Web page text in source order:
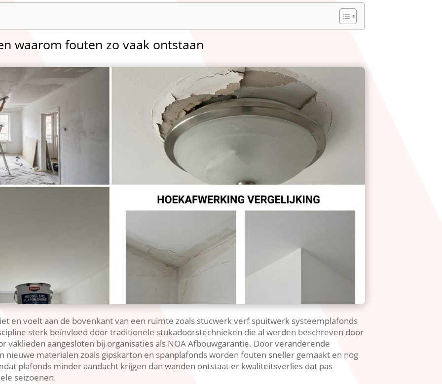
waarom fouten zo vaak ontstaan
en voelt aan de bovenkant van een ruimte zoals stucwerk verf spuitwerk systeemplafonds
sterk beïnvloed door traditionele stukadoorstechnieken die al werden beschreven door
vaklieden aangesloten bij organisaties als NOA Afbouwgarantie.​ Door veranderende
materialen zoals gipskarton en spanplafonds worden fouten sneller gemaakt en nog
plafonds minder aandacht krijgen dan wanden ontstaat er kwaliteitsverlies dat pas
seizoenen.​